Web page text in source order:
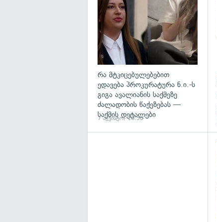
რა მტკიცებულებებით
ედავება პროკურატურა ნ.ი.-ს
გიგა ავალიანის საქმეზე
ძალადობის წაქეზებას —
საქმის დეტალები
7 აგვისტო, 16:50